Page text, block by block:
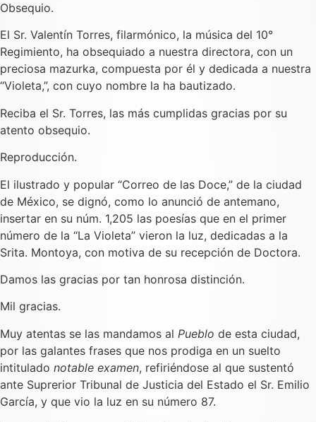
Obsequio.
El Sr. Valentín Torres, filarmónico, la música del 10°
Regimiento, ha obsequiado a nuestra directora, con un
preciosa mazurka, compuesta por él y dedicada a nuestra
“Violeta,”, con cuyo nombre la ha bautizado.
Reciba el Sr. Torres, las más cumplidas gracias por su
atento obsequio.
Reproducción.
El ilustrado y popular “Correo de las Doce,” de la ciudad
de México, se dignó, como lo anunció de antemano,
insertar en su núm. 1,205 las poesías que en el primer
número de la “La Violeta” vieron la luz, dedicadas a la
Srita. Montoya, con motiva de su recepción de Doctora.
Damos las gracias por tan honrosa distinción.
Mil gracias.
Muy atentas se las mandamos al Pueblo de esta ciudad,
por las galantes frases que nos prodiga en un suelto
intitulado notable examen, refiriéndose al que sustentó
ante Suprerior Tribunal de Justicia del Estado el Sr. Emilio
García, y que vio la luz en su número 87.